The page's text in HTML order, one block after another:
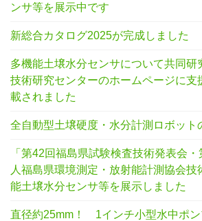
ンサ等を展示中です
新総合カタログ2025が完成しました
多機能土壌水分センサについて共同研
技術研究センターのホームページに支
載されました
全自動型土壌硬度・水分計測ロボット
「第42回福島県試験検査技術発表会
人福島県環境測定・放射能計測協会
能土壌水分センサ等を展示しました
直径約25mm！ 1インチ小型水中ポン